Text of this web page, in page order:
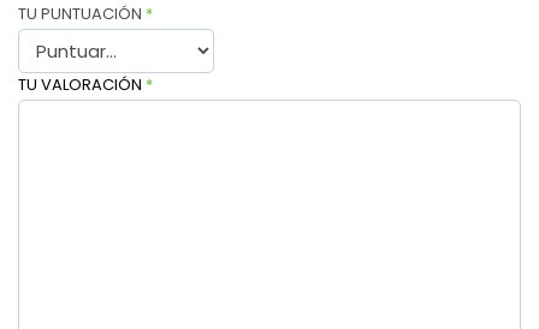
TU PUNTUACIÓN *
TU VALORACIÓN *